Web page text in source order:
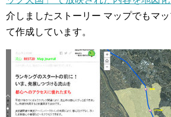
介しましたストーリー マップでもマ
て作成しています。